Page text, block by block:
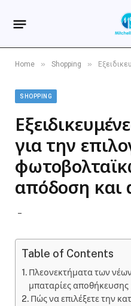
Home » Shopping » Εξειδικευμένες
SHOPPING
για την
απόδοση και
Table of Contents
Πλεονεκτήματα των
μπαταρίες αποθήκευσης
Πώς να επιλέξετε την